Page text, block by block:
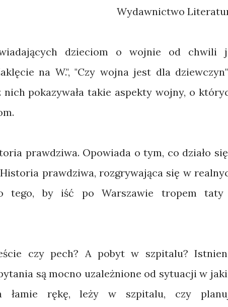
Wydawnictwo
dzieciom o wojnie od chwili
na W.", "Czy wojna jest dla
nich pokazywała takie aspekty wojny, o
prawdziwa. Opowiada o tym, co działo
prawdziwa, rozgrywająca się w
tego, by iść po Warszawie tropem
czy pech? A pobyt w szpitalu?
są mocno uzależnione od sytuacji w
łamie rękę, leży w szpitalu, czy